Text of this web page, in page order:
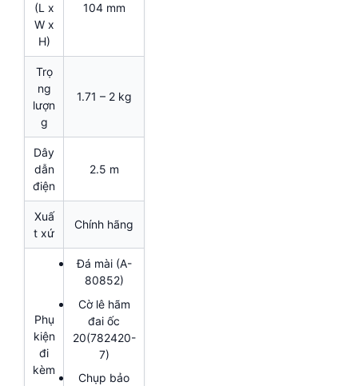
(L x
W x
H)
104 mm
Trọ
ng
lượn
g
1.71 – 2 kg
Dây
dẫn
điện
2.5 m
Xuấ
t xứ
Chính hãng
Phụ
kiện
đi
kèm
Đá mài (A-
80852)
Cờ lê hãm
đai ốc
20(782420-
7)
Chụp bảo